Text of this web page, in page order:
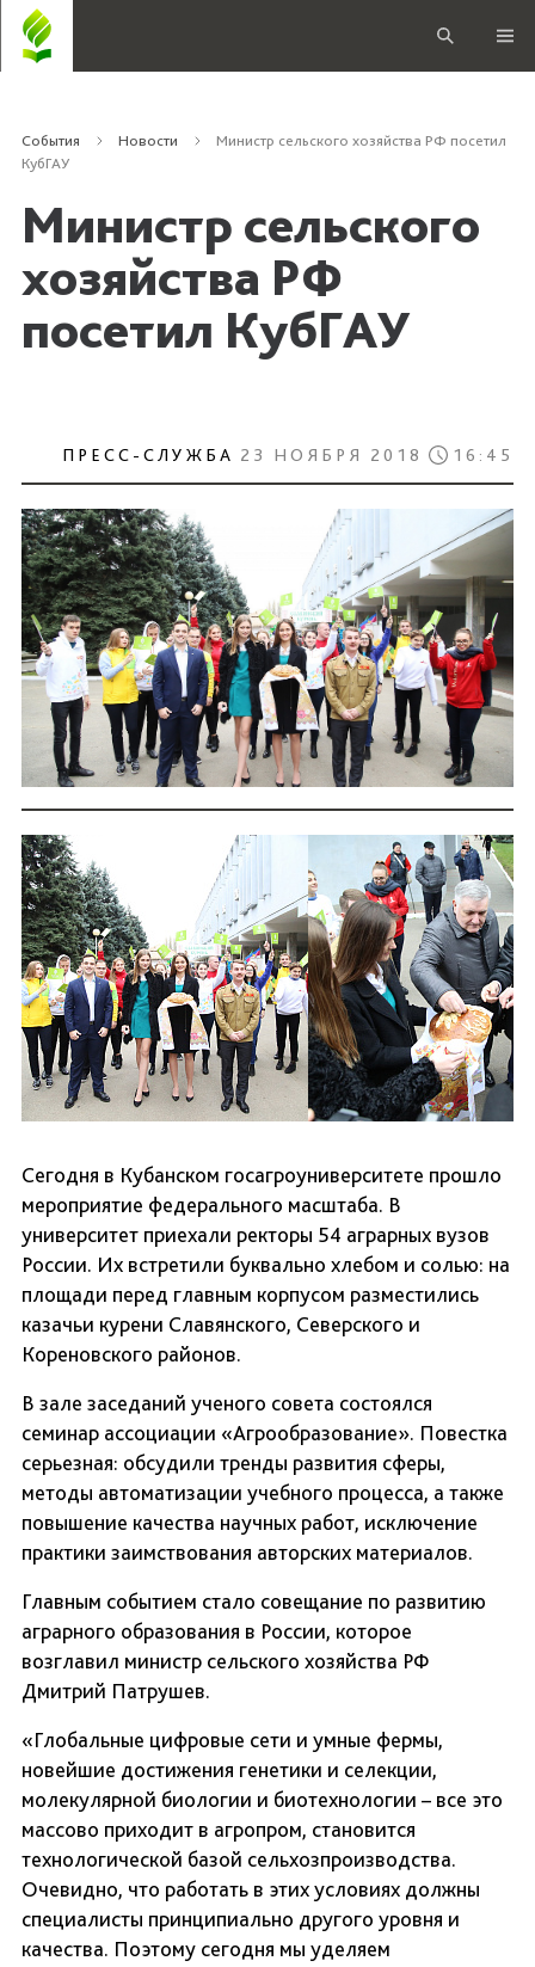
События Новости
Министр сельского хозяйства РФ посетил
КубГАУ
Министр сельского
хозяйства РФ
посетил КубГАУ
ПРЕСС-СЛУЖБА 23 НОЯБРЯ 2018 16:45
Сегодня в Кубанском госагроуниверситете прошло
мероприятие федерального масштаба. В
университет приехали ректоры 54 аграрных вузов
России. Их встретили буквально хлебом и солью: на
площади перед главным корпусом разместились
казачьи курени Славянского, Северского и
Кореновского районов.
В зале заседаний ученого совета состоялся
семинар ассоциации «Агрообразование». Повестка
серьезная: обсудили тренды развития сферы,
методы автоматизации учебного процесса, а также
повышение качества научных работ, исключение
практики заимствования авторских материалов.
Главным событием стало совещание по развитию
аграрного образования в России, которое
возглавил министр сельского хозяйства РФ
Дмитрий Патрушев.
«Глобальные цифровые сети и умные фермы,
новейшие достижения генетики и селекции,
молекулярной биологии и биотехнологии – все это
массово приходит в агропром, становится
технологической базой сельхозпроизводства.
Очевидно, что работать в этих условиях должны
специалисты принципиально другого уровня и
качества. Поэтому сегодня мы уделяем